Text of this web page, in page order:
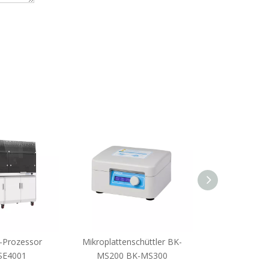
Prozessor
Mikroplattenschüttler BK-
MS200 BK-MS300